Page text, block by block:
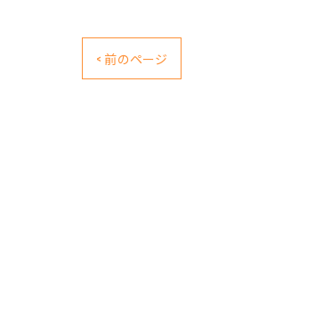
< 前のページ